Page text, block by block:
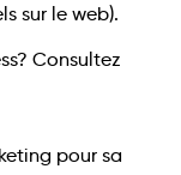
sur le web).
Consultez